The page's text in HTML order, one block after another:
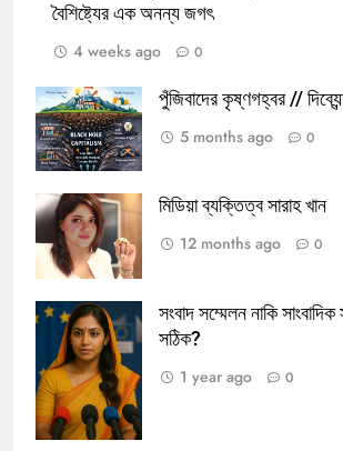
বৈশিষ্ট্যের এক অনন্য জগৎ
4 weeks ago
0
পুঁজিবাদের কৃষ্ণগহ্বর //
5 months ago
0
মিডিয়া ব্যক্তিত্ব সারাহ খান
12 months ago
0
সংবাদ সম্মেলন।
প্রতীকী ছবি।
সংবাদ সম্মেলন নাকি
সঠিক?
1 year ago
0